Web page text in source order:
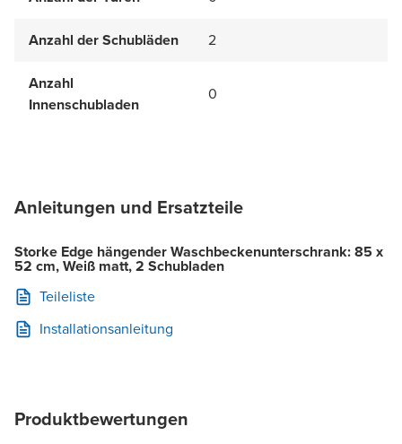
Anzahl der Schubläden 2
Anzahl
Innenschubladen
0
Anleitungen und Ersatzteile
Storke Edge hängender Waschbeckenunterschrank: 85 x
52 cm, Weiß matt, 2 Schubladen
Teileliste
Installationsanleitung
Produktbewertungen